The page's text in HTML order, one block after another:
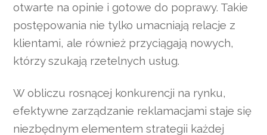
otwarte na opinie i gotowe do poprawy. Takie
postępowania nie tylko umacniają relacje z
klientami, ale również przyciągają nowych,
którzy szukają rzetelnych usług.
W obliczu rosnącej konkurencji na rynku,
efektywne zarządzanie reklamacjami staje się
niezbędnym elementem strategii każdej